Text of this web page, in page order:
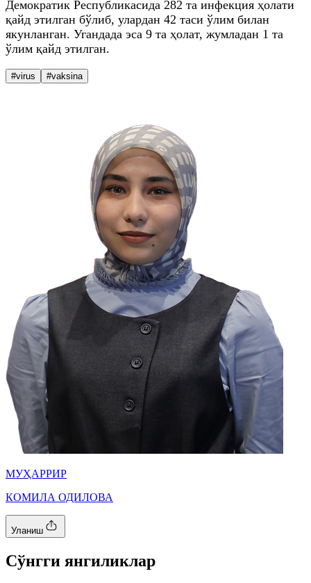
Демократик Республикасида 282 та инфекция ҳолати
қайд этилган бўлиб, улардан 42 таси ўлим билан
якунланган. Угандада эса 9 та ҳолат, жумладан 1 та
ўлим қайд этилган.
#virus #vaksina
МУҲАРРИР
КОМИЛА ОДИЛОВА
Уланиш
Cўнгги янгиликлар